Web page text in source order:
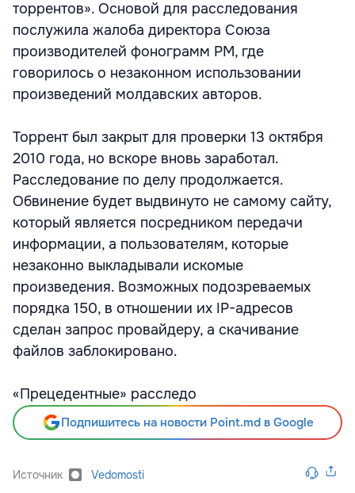
торрентов». Основой для расследования
послужила жалоба директора Союза
производителей фонограмм РМ, где
говорилось о незаконном использовании
произведений молдавских авторов.
Торрент был закрыт для проверки 13 октября
2010 года, но вскоре вновь заработал.
Расследование по делу продолжается.
Обвинение будет выдвинуто не самому сайту,
который является посредником передачи
информации, а пользователям, которые
незаконно выкладывали искомые
произведения. Возможных подозреваемых
порядка 150, в отношении их IP-адресов
сделан запрос провайдеру, а скачивание
файлов заблокировано.
«Прецедентные» расследо
Подпишитесь на новости Point.md в Google
Источник Vedomosti